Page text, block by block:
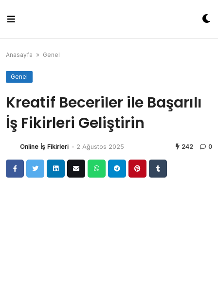
content
Anasayfa » Genel
Genel
Kreatif Beceriler ile Başarılı
İş Fikirleri Geliştirin
Online İş Fikirleri - 2 Ağustos 2025 242 0